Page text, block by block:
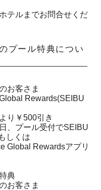
テルまでお問合せくだ
プール特典につい
客さま
Rewards(SEIBU
500引き
ル受付でSEIBU
しくは
アプリ
典
客さま